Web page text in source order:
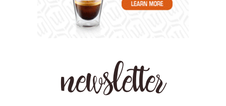
newsletter